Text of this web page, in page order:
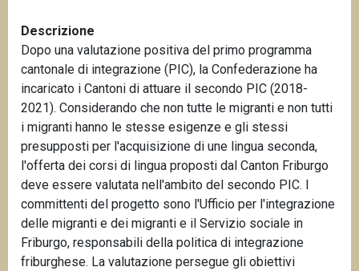
Descrizione
Dopo una valutazione positiva del primo programma
cantonale di integrazione (PIC), la Confederazione ha
incaricato i Cantoni di attuare il secondo PIC (2018-
2021). Considerando che non tutte le migranti e non tutti
i migranti hanno le stesse esigenze e gli stessi
presupposti per l'acquisizione di une lingua seconda,
l'offerta dei corsi di lingua proposti dal Canton Friburgo
deve essere valutata nell'ambito del secondo PIC. I
committenti del progetto sono l'Ufficio per l'integrazione
delle migranti e dei migranti e il Servizio sociale in
Friburgo, responsabili della politica di integrazione
friburghese. La valutazione persegue gli obiettivi